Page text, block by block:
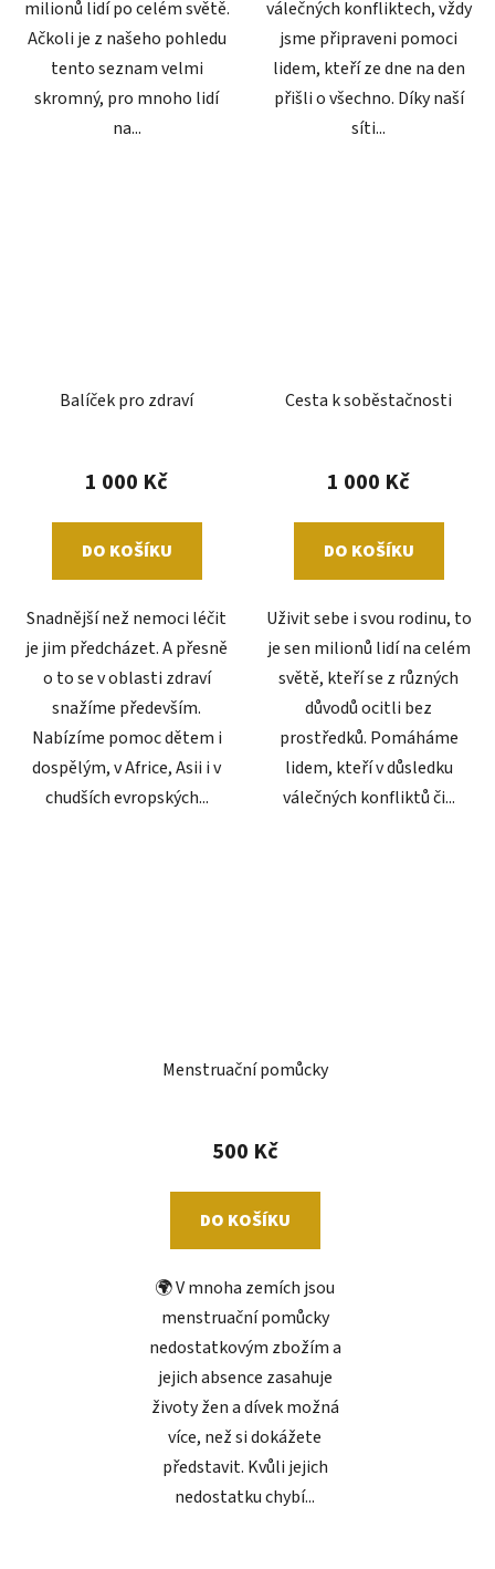
milionů lidí po celém světě.
Ačkoli je z našeho pohledu
tento seznam velmi
skromný, pro mnoho lidí
na...
válečných konfliktech, vždy
jsme připraveni pomoci
lidem, kteří ze dne na den
přišli o všechno. Díky naší
síti...
Balíček pro zdraví
1 000 Kč
DO KOŠÍKU
Snadnější než nemoci léčit
je jim předcházet. A přesně
o to se v oblasti zdraví
snažíme především.
Nabízíme pomoc dětem i
dospělým, v Africe, Asii i v
chudších evropských...
Cesta k soběstačnosti
1 000 Kč
DO KOŠÍKU
Uživit sebe i svou rodinu, to
je sen milionů lidí na celém
světě, kteří se z různých
důvodů ocitli bez
prostředků. Pomáháme
lidem, kteří v důsledku
válečných konfliktů či...
Menstruační pomůcky
500 Kč
DO KOŠÍKU
🌍 V mnoha zemích jsou
menstruační pomůcky
nedostatkovým zbožím a
jejich absence zasahuje
životy žen a dívek možná
více, než si dokážete
představit. Kvůli jejich
nedostatku chybí...